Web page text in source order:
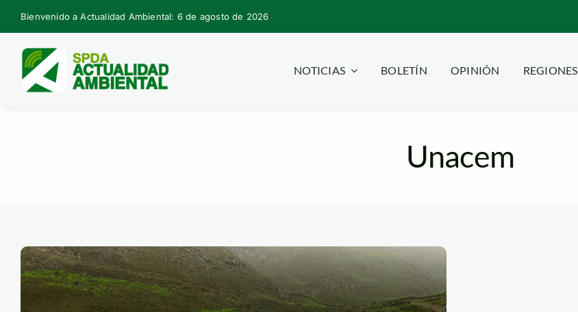
Skip
to
content
Bienvenido a Actualidad Ambiental: 6 de agosto de 2026
NOTICIAS BOLETÍN OPINIÓN REGIONES
Unacem